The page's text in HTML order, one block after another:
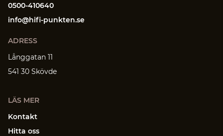
0500-410640
info@hifi-punkten.se
ADRESS
Långgatan 11
541 30 Skövde
LÄS MER
Kontakt
Hitta oss